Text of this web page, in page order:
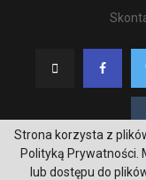
Strona korzysta z
Polityką Prywatności.
lub dostępu do